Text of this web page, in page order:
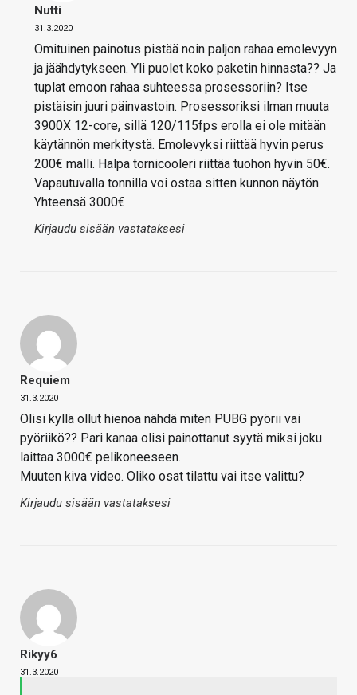
Nutti
31.3.2020
Omituinen painotus pistää noin paljon rahaa emolevyyn
ja jäähdytykseen. Yli puolet koko paketin hinnasta?? Ja
tuplat emoon rahaa suhteessa prosessoriin? Itse
pistäisin juuri päinvastoin. Prosessoriksi ilman muuta
3900X 12-core, sillä 120/115fps erolla ei ole mitään
käytännön merkitystä. Emolevyksi riittää hyvin perus
200€ malli. Halpa tornicooleri riittää tuohon hyvin 50€.
Vapautuvalla tonnilla voi ostaa sitten kunnon näytön.
Yhteensä 3000€
Kirjaudu sisään vastataksesi
Requiem
31.3.2020
Olisi kyllä ollut hienoa nähdä miten PUBG pyörii vai
pyöriikö?? Pari kanaa olisi painottanut syytä miksi joku
laittaa 3000€ pelikoneeseen.
Muuten kiva video. Oliko osat tilattu vai itse valittu?
Kirjaudu sisään vastataksesi
Rikyy6
31.3.2020